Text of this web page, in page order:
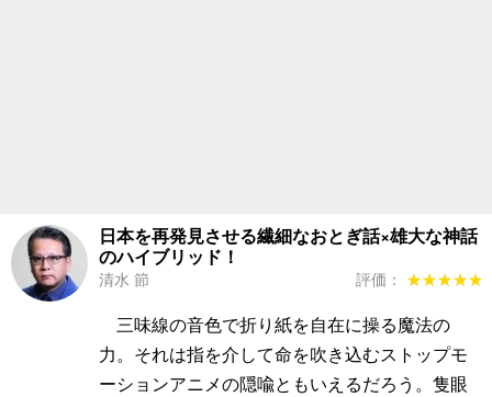
日本を再発見させる繊細なおとぎ話×雄大な神話
のハイブリッド！
清水 節 評価： ★★★★★
★★★★★
三味線の音色で折り紙を自在に操る魔法の
力。それは指を介して命を吹き込むストップモ
ーションアニメの隠喩ともいえるだろう。隻眼